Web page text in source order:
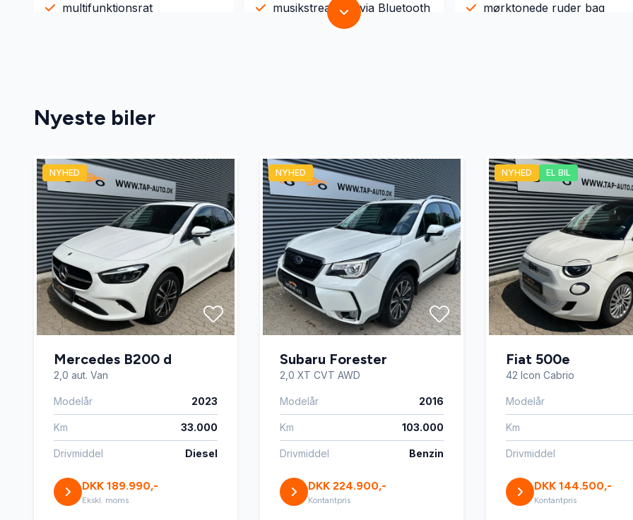
multifunktionsrat musikstreaming via Bluetooth mørktonede ruder bag
Nyeste biler
NYHED
Mercedes B200 d
2,0 aut. Van
Modelår 2023
Km 33.000
Drivmiddel Diesel
DKK 189.990,-
Ekskl. moms
NYHED
Subaru Forester
2,0 XT CVT AWD
Modelår 2016
Km 103.000
Drivmiddel Benzin
DKK 224.900,-
Kontantpris
NYHED EL BIL
Fiat 500e
42 Icon Cabrio
Modelår
Km
Drivmiddel
DKK 144.500,-
Kontantpris